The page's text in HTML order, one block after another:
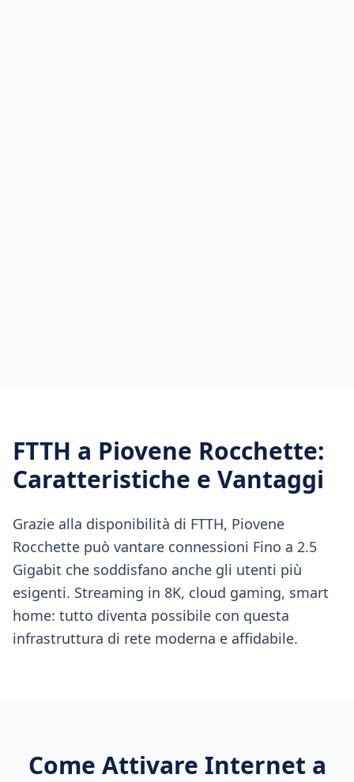
FTTH a Piovene Rocchette:
Caratteristiche e Vantaggi
Grazie alla disponibilità di FTTH, Piovene
Rocchette può vantare connessioni Fino a 2.5
Gigabit che soddisfano anche gli utenti più
esigenti. Streaming in 8K, cloud gaming, smart
home: tutto diventa possibile con questa
infrastruttura di rete moderna e affidabile.
Come Attivare Internet a